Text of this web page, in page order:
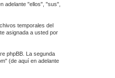
adelante "ellos", "sus",
temporales del
asignada a usted por
phpBB. La segunda
(de aquí en adelante